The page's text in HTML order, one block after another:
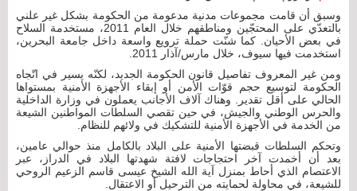
وسبق أن قامت مجموعات مدنية مدعومة من الحكومة بشكل غير علني
بالتعدّي على المحتجّين ومناطقهم خلال العام 2011، مستخدمة السلاح
في بعض الأحيان. كما شنّت حملة ترويع واسعة داخل جامعة البحرين،
استخدمت فيها سيوف، خلال مارس/آذار 2011.
ومن غير المعروف تفاصيل قانون الحكومة الجديد، لكنّه يسير في اتّجاه
الحكومة لتوسيع حجم قوّات الأمن أو إبقاء الأجهزة الأمنية بمستواها
الحالي على أقل تقدير. وهناك آلاف الأجانب يعملون في وزارة الداخلية
والحرس الوطني والجيش، في حين تقصي السلطات المواطنين الشيعة
من الخدمة في الأجهزة الأمنية للتشكيك في ولائهم للنظام.
وتحكم السلطات قبضتها الأمنية على البلاد بالكامل منذ حوالي عامين،
بعد أن أخمدت آخر احتجاجات لافتة شهدتها البلاد في الدراز، عبر
الاعتصام الذي أحاط بمنزل آية الله الشيخ عيسى قاسم الزعيم الروحي
للشيعة، في محاولة لحمايته من الترحيل أو الاعتقال.